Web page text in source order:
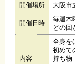
開催場所
大阪市
開催日時
毎週木
どの回
内容
全身を
初めて
持ち物